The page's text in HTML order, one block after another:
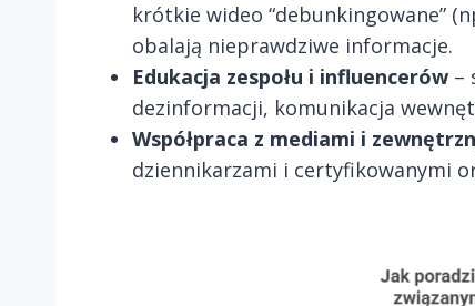
krótkie wideo “debunkingowane”
obalają nieprawdziwe informacje.
Edukacja zespołu i influencerów –
dezinformacji, komunikacja
Współpraca z mediami i
dziennikarzami i certyfikowanymi